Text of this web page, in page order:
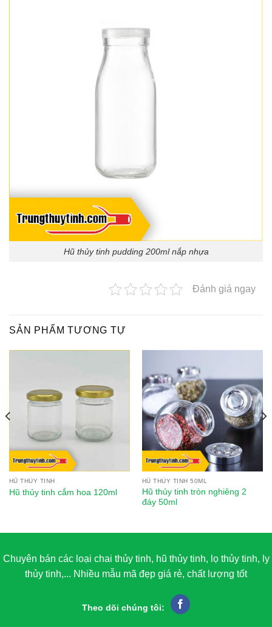
Hũ thủy tinh pudding 200ml nắp nhựa
Đánh giá ngay
SẢN PHẨM TƯƠNG TỰ
HŨ THỦY TINH
Hũ thủy tinh cắm hoa 120ml
HŨ THỦY TINH 50ML
Hũ thủy tinh tròn nghiêng 2
đáy 50ml
Chuyên bán các loại chai thủy tinh, hũ thủy tinh, lọ thủy tinh, ly
thủy tinh,... Nhiều mẫu mã đẹp giá rẻ, chất lượng tốt
Theo dõi chúng tôi: